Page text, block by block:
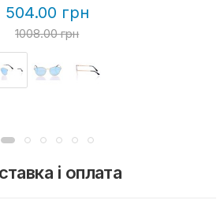
504.00 грн
1008.00 грн
і оплата